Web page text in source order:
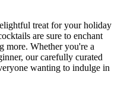
treat for your holiday
are sure to enchant
more. Whether you're a
our carefully curated
wanting to indulge in